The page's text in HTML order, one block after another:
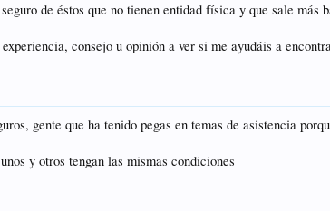
de éstos que no tienen entidad física y que sale
consejo u opinión a ver si me ayudáis a
gente que ha tenido pegas en temas de asistencia
y otros tengan las mismas condiciones